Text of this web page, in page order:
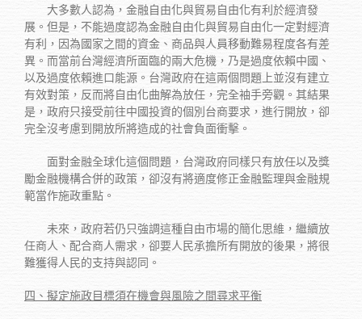
大多數人認為，金融自由化與貿易自由化有利於經濟發
展。但是，不能過度認為金融自由化與貿易自由化一定對經濟
有利，因為國家之間的資金、商品與人員移動難易程度各有差
異。而當前台灣經濟所面臨的兩大危機，乃是過度依賴中國、
以及過度依賴進口能源。台灣政府在這兩個問題上並沒有建立
有效對策，反而將自由化曲解為放任，完全袖手旁觀。其結果
是，政府只接受前往中國投資的個別台商要求，進行開放，卻
完全沒考慮到開放所將造成的社會負面衝擊。
面對金融全球化這個問題，台灣政府同樣只有放任以及獎
勵金融機構合併的政策，卻沒有將適度修正金融監理與金融規
範當作施政重點。
未來，政府若仍只強調這種自由市場的簡化思維，繼續放
任商人、配合商人需求，卻要人民承擔所有開放的後果，將很
難獲得人民的支持與認同。
四、擬定施政目標須在機會與風險之間尋求平衡